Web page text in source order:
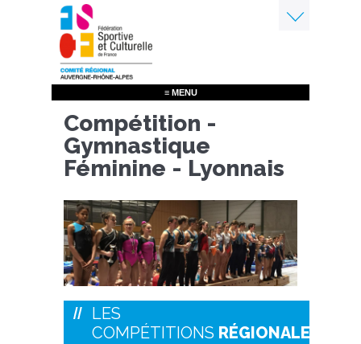
Aller
au
contenu
principal
≡ MENU
Compétition -
Gymnastique
Féminine - Lyonnais
LES
COMPÉTITIONS RÉGIONALES